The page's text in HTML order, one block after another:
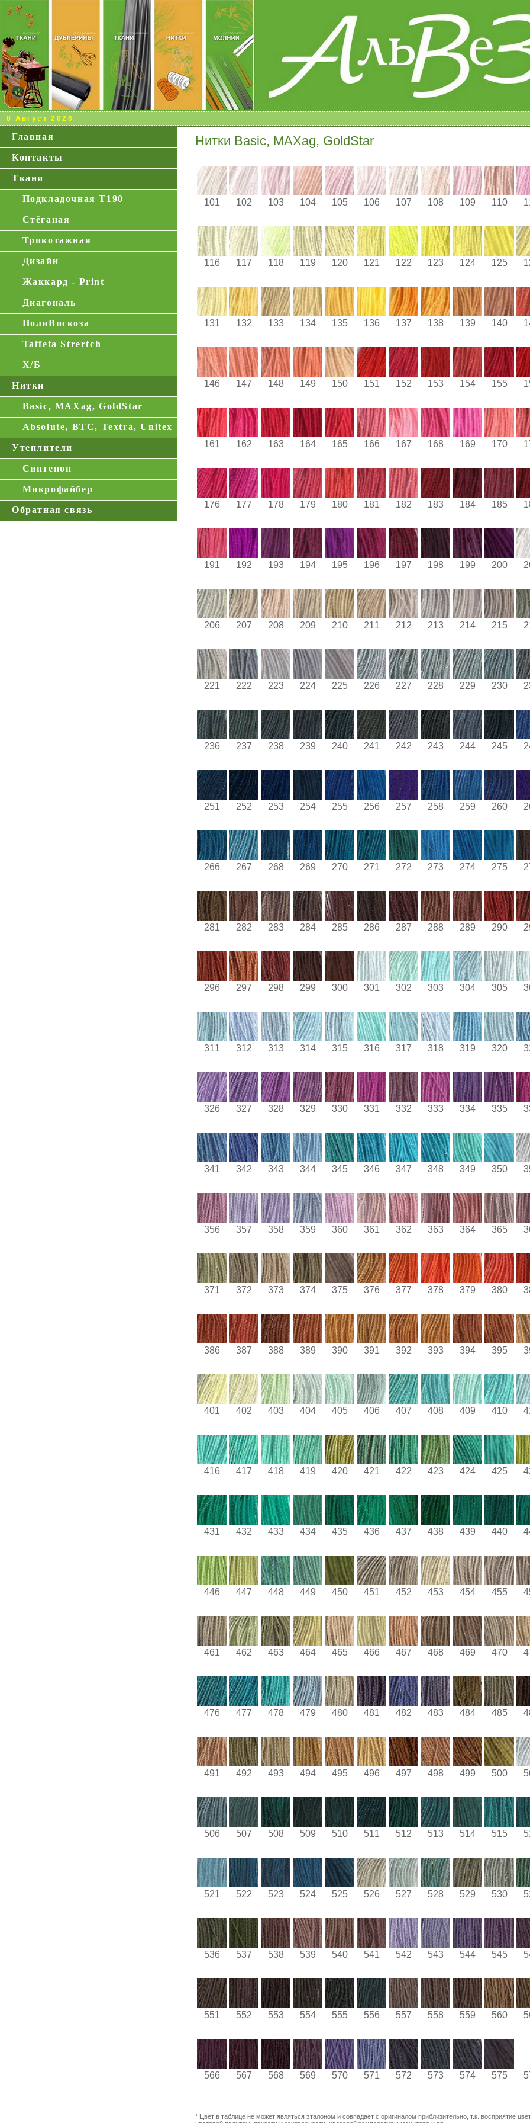
8 Август 2026
Главная
Контакты
Ткани
Подкладочная Т190
Стёганая
Трикотажная
Дизайн
Жаккард - Print
Диагональ
ПолиВискоза
Taffeta Strertch
Х/Б
Нитки
Basic, MAXag, GoldStar
Absolute, BTC, Textra, Unitex
Утеплители
Синтепон
Микрофайбер
Обратная связь
Нитки Basic, MAXag, GoldStar
101 102 103 104 105 106 107 108 109 110
116 117 118 119 120 121 122 123 124 125
131 132 133 134 135 136 137 138 139 140
146 147 148 149 150 151 152 153 154 155
161 162 163 164 165 166 167 168 169 170
176 177 178 179 180 181 182 183 184 185
191 192 193 194 195 196 197 198 199 200
206 207 208 209 210 211 212 213 214 215
221 222 223 224 225 226 227 228 229 230
236 237 238 239 240 241 242 243 244 245
251 252 253 254 255 256 257 258 259 260
266 267 268 269 270 271 272 273 274 275
281 282 283 284 285 286 287 288 289 290
296 297 298 299 300 301 302 303 304 305
311 312 313 314 315 316 317 318 319 320
326 327 328 329 330 331 332 333 334 335
341 342 343 344 345 346 347 348 349 350
356 357 358 359 360 361 362 363 364 365
371 372 373 374 375 376 377 378 379 380
386 387 388 389 390 391 392 393 394 395
401 402 403 404 405 406 407 408 409 410
416 417 418 419 420 421 422 423 424 425
431 432 433 434 435 436 437 438 439 440
446 447 448 449 450 451 452 453 454 455
461 462 463 464 465 466 467 468 469 470
476 477 478 479 480 481 482 483 484 485
491 492 493 494 495 496 497 498 499 500
506 507 508 509 510 511 512 513 514 515
521 522 523 524 525 526 527 528 529 530
536 537 538 539 540 541 542 543 544 545
551 552 553 554 555 556 557 558 559 560
566 567 568 569 570 571 572 573 574 575
* Цвет в таблице не может являться эталоном и совпадает с оригиналом приблизительно, т.к. восприятие